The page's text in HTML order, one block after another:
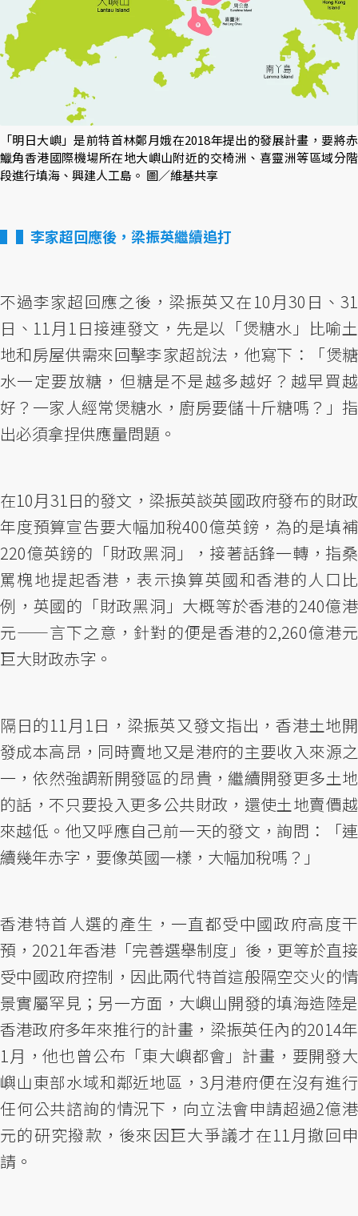
「明日大嶼」是前特首林鄭月娥在2018年提出的發展計畫，要將赤
鱲角香港國際機場所在地大嶼山附近的交椅洲、喜靈洲等區域分階
段進行填海、興建人工島。 圖／維基共享
▌李家超回應後，梁振英繼續追打
不過李家超回應之後，梁振英又在10月30日、31
日、11月1日接連發文，先是以「煲糖水」比喻土
地和房屋供需來回擊李家超說法，他寫下：「煲糖
水一定要放糖，但糖是不是越多越好？越早買越
好？一家人經常煲糖水，廚房要儲十斤糖嗎？」指
出必須拿捏供應量問題。
在10月31日的發文，梁振英談英國政府發布的財政
年度預算宣告要大幅加稅400億英鎊，為的是填補
220億英鎊的「財政黑洞」，接著話鋒一轉，指桑
罵槐地提起香港，表示換算英國和香港的人口比
例，英國的「財政黑洞」大概等於香港的240億港
元——言下之意，針對的便是香港的2,260億港元
巨大財政赤字。
隔日的11月1日，梁振英又發文指出，香港土地開
發成本高昂，同時賣地又是港府的主要收入來源之
一，依然強調新開發區的昂貴，繼續開發更多土地
的話，不只要投入更多公共財政，還使土地賣價越
來越低。他又呼應自己前一天的發文，詢問：「連
續幾年赤字，要像英國一樣，大幅加稅嗎？」
香港特首人選的產生，一直都受中國政府高度干
預，2021年香港「完善選舉制度」後，更等於直接
受中國政府控制，因此兩代特首這般隔空交火的情
景實屬罕見；另一方面，大嶼山開發的填海造陸是
香港政府多年來推行的計畫，梁振英任內的2014年
1月，他也曾公布「東大嶼都會」計畫，要開發大
嶼山東部水域和鄰近地區，3月港府便在沒有進行
任何公共諮詢的情況下，向立法會申請超過2億港
元的研究撥款，後來因巨大爭議才在11月撤回申
請。